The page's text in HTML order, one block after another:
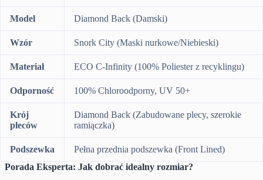
Model Diamond Back (Damski)
Wzór Snork City (Maski nurkowe/Niebieski)
Materiał ECO C-Infinity (100% Poliester z recyklingu)
Odporność 100% Chloroodporny, UV 50+
Krój
pleców
Diamond Back (Zabudowane plecy, szerokie
ramiączka) ​
Podszewka
Pełna przednia podszewka (Front Lined)
Porada Eksperta: Jak dobrać idealny rozmiar?